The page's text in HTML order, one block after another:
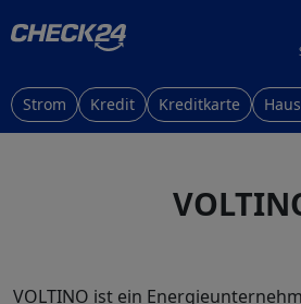
Strom Kredit Kreditkarte
VOLTINO ist ein